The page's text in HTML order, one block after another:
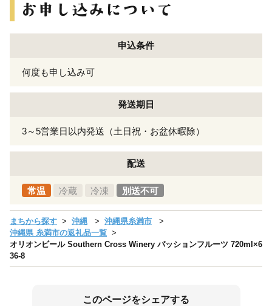
申込条件
何度も申し込み可
発送期日
3～5営業日以内発送（土日祝・お盆休暇除）
配送
常温 冷蔵 冷凍 別送不可
まちから探す 沖縄
沖縄県糸満市
沖縄県 糸満市の返礼品一覧
オリオンビール Southern Cross Winery パッションフルーツ 720ml×6
36-8
このページをシェアする